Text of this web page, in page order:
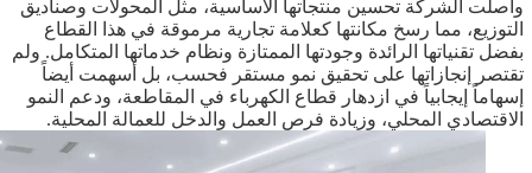
واصلت الشركة تحسين منتجاتها الأساسية، مثل المحولات وصناديق
التوزيع، مما رسخ مكانتها كعلامة تجارية مرموقة في هذا القطاع
بفضل تقنياتها الرائدة وجودتها الممتازة ونظام خدماتها المتكامل. ولم
تقتصر إنجازاتها على تحقيق نمو مستقر فحسب، بل أسهمت أيضاً
إسهاماً إيجابياً في ازدهار قطاع الكهرباء في المقاطعة، ودعم النمو
الاقتصادي المحلي، وزيادة فرص العمل والدخل للعمالة المحلية.